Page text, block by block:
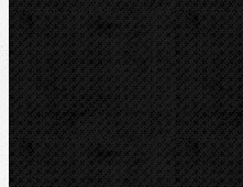
(s adaptérem 582120).
pevného, vysoce
skelným vláknem.
a smýkadla zaručuje
bez vzniku trhlin a
každém ohýb. segmentu
pro přesné ohýbání.